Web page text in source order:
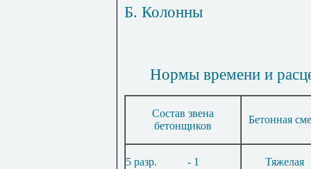
Б. Колонны
Нормы времени и
Состав звена
бетонщиков
Бетонная
5 разр.
- 1
Тяжелая